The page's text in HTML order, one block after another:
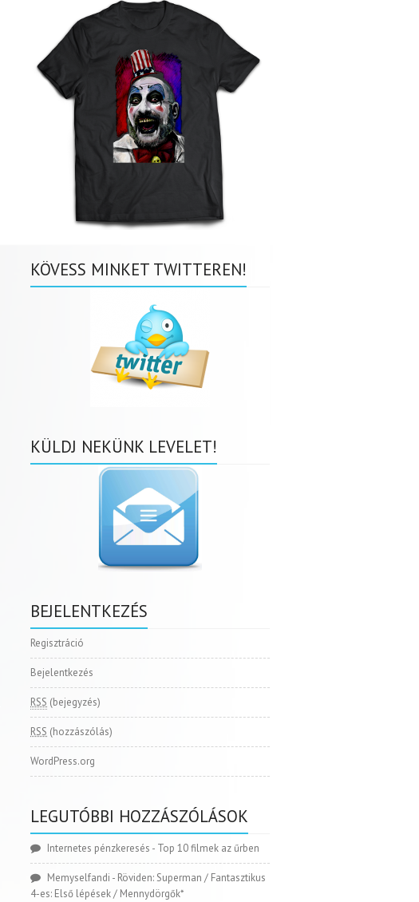
KÖVESS MINKET TWITTEREN!
KÜLDJ NEKÜNK LEVELET!
BEJELENTKEZÉS
Regisztráció
Bejelentkezés
RSS (bejegyzés)
RSS (hozzászólás)
WordPress.org
LEGUTÓBBI HOZZÁSZÓLÁSOK
Internetes pénzkeresés - Top 10 filmek az űrben
Memyselfandi - Röviden: Superman / Fantasztikus
4-es: Első lépések / Mennydörgők*